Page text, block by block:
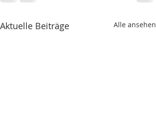
Aktuelle Beiträge Alle ansehen